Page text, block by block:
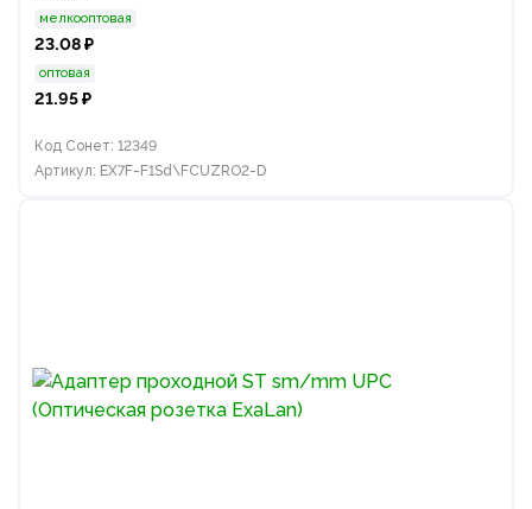
мелкооптовая
23.08 ₽
оптовая
21.95 ₽
Код Сонет: 12349
Артикул: EX7F-F1Sd\FCUZRO2-D